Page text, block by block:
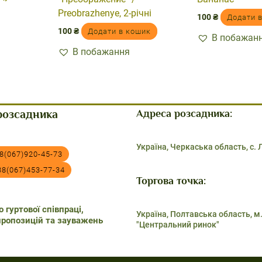
Preobrazhenye, 2-річні
100₴ Додати в кошик
В побажання
100₴ Додати
В
45-73
77-34
співпраці,
та зауважень
Адреса розсадника:
Україна, Черкаська область, с.
Торгова точка:
Україна, Полтавська область,
"Центральний ринок"